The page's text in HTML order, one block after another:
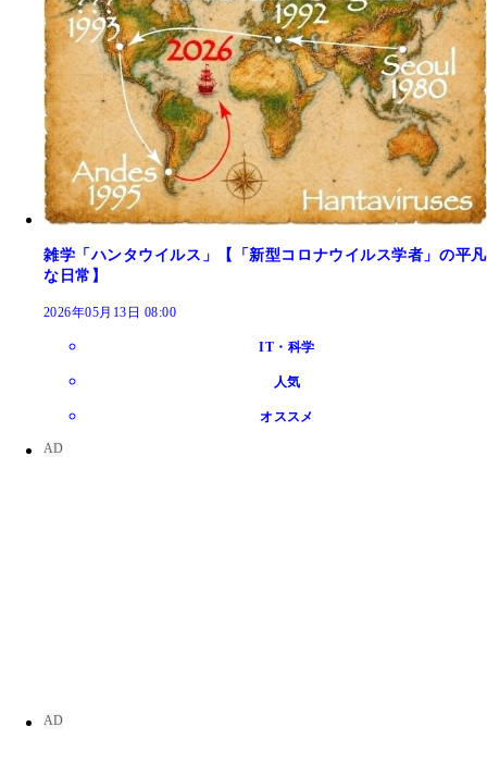
雑学「ハンタウイルス」【「新型コロナウイルス学者」の平凡
な日常】
2026年05月13日 08:00
IT・科学
人気
オススメ